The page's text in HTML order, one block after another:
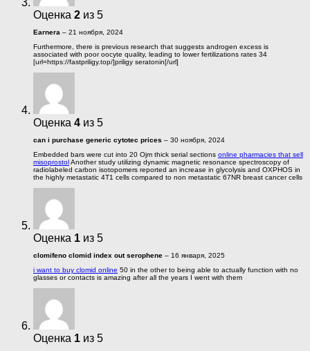
Оценка 2 из 5
Earnera – 21 ноября, 2024
Furthermore, there is previous research that suggests androgen excess is
associated with poor oocyte quality, leading to lower fertilizations rates 34
[url=https://fastpriligy.top/]priligy seratonin[/url]
Оценка 4 из 5
can i purchase generic cytotec prices – 30 ноября, 2024
Embedded bars were cut into 20 Ојm thick serial sections online pharmacies that sell
misoprostolAnother study utilizing dynamic magnetic resonance spectroscopy of
radiolabeled carbon isotopomers reported an increase in glycolysis and OXPHOS in
the highly metastatic 4T1 cells compared to non metastatic 67NR breast cancer cells
Оценка 1 из 5
clomifeno clomid index out serophene – 16 января, 2025
i want to buy clomid online 50 in the other to being able to actually function with no
glasses or contacts is amazing after all the years I went with them
Оценка 1 из 5